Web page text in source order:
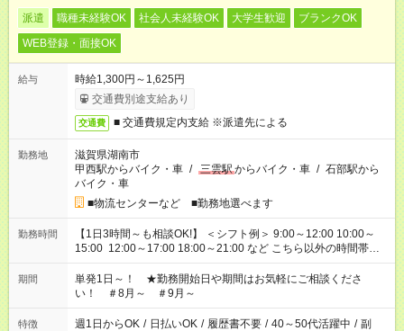
派遣 職種未経験OK 社会人未経験OK 大学生歓迎
ブランクOK
WEB登録・面接OK
給与
時給1,300円～1,625円
交通費別途支給あり
交通費 ■ 交通費規定内支給 ※派遣先による
勤務地
滋賀県湖南市
甲西駅からバイク・車 / 三雲駅からバイク・車 / 石部駅から
バイク・車
■物流センターなど ■勤務地選べます
勤務時間
【1日3時間～も相談OK!】 ＜シフト例＞ 9:00～12:00 10:00～
15:00 12:00～17:00 18:00～21:00 など こちら以外の時間帯も
お気軽にご相談ください！
期間
単発1日～！ ★勤務開始日や期間はお気軽にご相談くださ
い！ ＃8月～ ＃9月～
特徴 週1日からOK / 日払いOK / 履歴書不要 / 40～50代活躍中 / 副